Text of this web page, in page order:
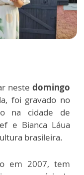
neste domingo
foi gravado no
na cidade de
e Bianca Láua
brasileira.
em 2007, tem